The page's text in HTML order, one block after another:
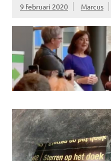
9 februari 2020 Marcus